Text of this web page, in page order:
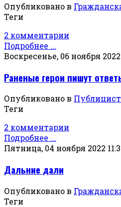
Опубликовано в
Теги
2 комментарии
Подробнее ...
Воскресенье, 06 ноября 2022
Раненые герои пишут
Опубликовано в
Теги
2 комментарии
Подробнее ...
Пятница, 04 ноября 2022
Дальние дали
Опубликовано в
Теги